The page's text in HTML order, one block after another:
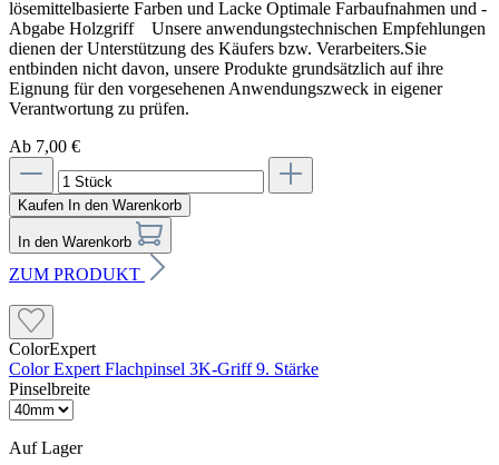
lösemittelbasierte Farben und Lacke Optimale Farbaufnahmen und -
Abgabe Holzgriff Unsere anwendungstechnischen Empfehlungen
dienen der Unterstützung des Käufers bzw. Verarbeiters.Sie
entbinden nicht davon, unsere Produkte grundsätzlich auf ihre
Eignung für den vorgesehenen Anwendungszweck in eigener
Verantwortung zu prüfen.
Ab 7,00 €
Kaufen In den Warenkorb
In den Warenkorb
ZUM PRODUKT
ColorExpert
Color Expert Flachpinsel 3K-Griff 9. Stärke
Pinselbreite
Auf Lager